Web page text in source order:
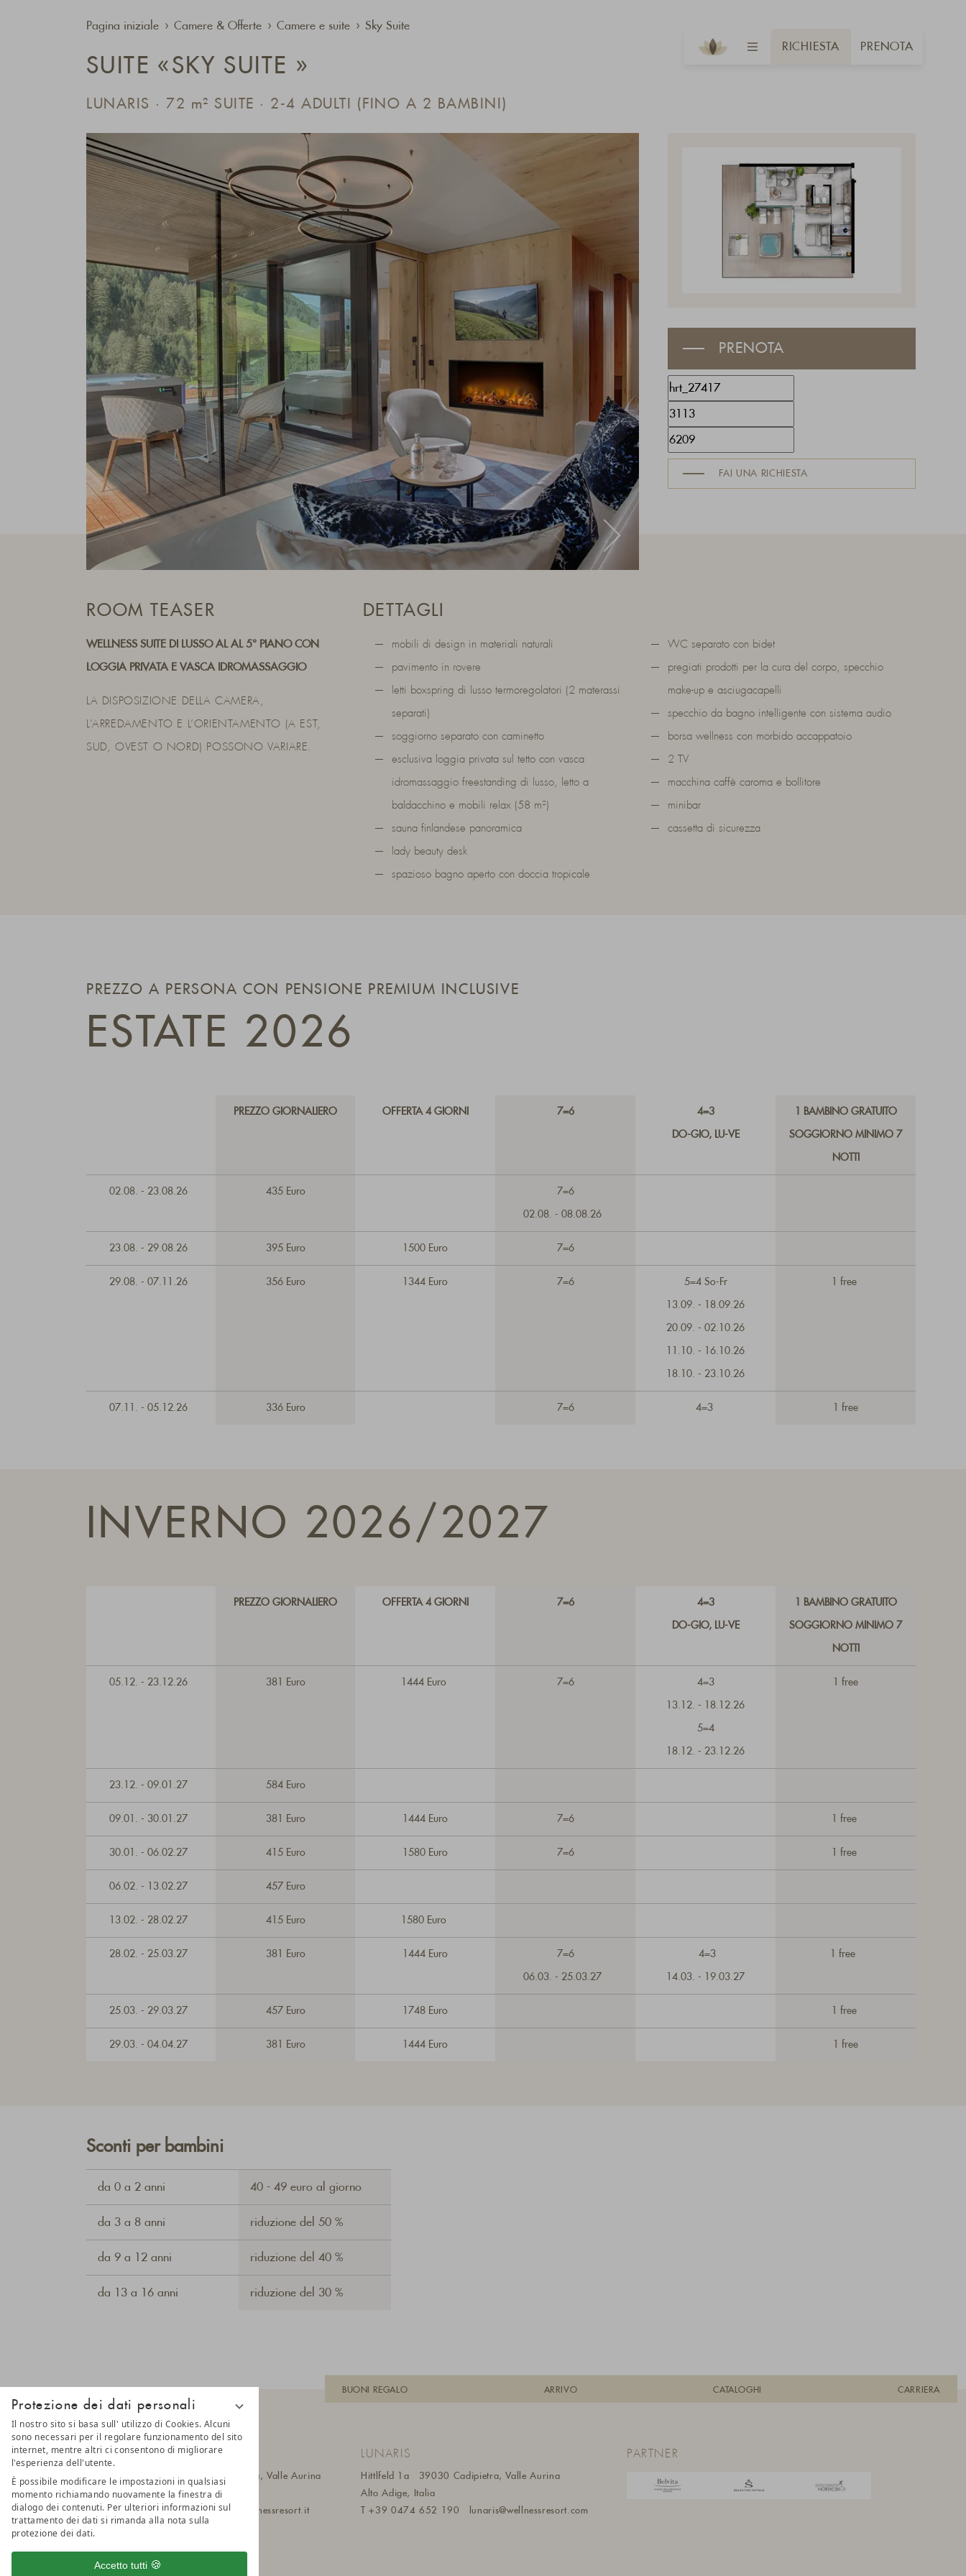
Protezione dei dati personali
Il nostro sito si basa sull' utilizzo di Cookies. Alcuni
sono necessari per il regolare funzionamento del sito
internet, mentre altri ci consentono di migliorare
l'esperienza dell'utente.
È possibile modificare le impostazioni in qualsiasi
momento richiamando nuovamente la finestra di
dialogo dei contenuti. Per ulteriori informazioni sul
trattamento dei dati si rimanda alla nota sulla
protezione dei dati.
Accetto tutti
RICHIESTA PRENOTA
Pagina iniziale Camere & Offerte Camere e suite Sky Suite
SUITE «SKY SUITE »
LUNARIS · 72 m² SUITE · 2-4 ADULTI (FINO A 2 BAMBINI)
PRENOTA
FAI UNA RICHIESTA
ROOM TEASER
WELLNESS SUITE DI LUSSO AL AL 5° PIANO CON
LOGGIA PRIVATA E VASCA IDROMASSAGGIO
LA DISPOSIZIONE DELLA CAMERA,
L’ARREDAMENTO E L’ORIENTAMENTO (A EST,
SUD, OVEST O NORD) POSSONO VARIARE.
DETTAGLI
mobili di design in materiali naturali
pavimento in rovere
letti boxspring di lusso termoregolatori (2 materassi
separati)
soggiorno separato con caminetto
esclusiva loggia privata sul tetto con vasca
idromassaggio freestanding di lusso, letto a
baldacchino e mobili relax (58 m²)
sauna finlandese panoramica
lady beauty desk
spazioso bagno aperto con doccia tropicale
WC separato con bidet
pregiati prodotti per la cura del corpo, specchio
make-up e asciugacapelli
specchio da bagno intelligente con sistema audio
borsa wellness con morbido accappatoio
2 TV
macchina caffè caroma e bollitore
minibar
cassetta di sicurezza
PREZZO A PERSONA CON PENSIONE PREMIUM INCLUSIVE
ESTATE 2026
PREZZO GIORNALIERO OFFERTA 4 GIORNI 7=6 4=3
DO-GIO, LU-VE
1 BAMBINO GRATUITO
SOGGIORNO MINIMO 7
NOTTI
02.08. - 23.08.26 435 Euro 7=6
02.08. - 08.08.26
23.08. - 29.08.26 395 Euro 1500 Euro 7=6
29.08. - 07.11.26 356 Euro 1344 Euro 7=6 5=4 So-Fr
13.09. - 18.09.26
20.09. - 02.10.26
11.10. - 16.10.26
18.10. - 23.10.26
1 free
07.11. - 05.12.26 336 Euro 7=6 4=3 1 free
INVERNO 2026/2027
PREZZO GIORNALIERO OFFERTA 4 GIORNI 7=6 4=3
DO-GIO, LU-VE
1 BAMBINO GRATUITO
SOGGIORNO MINIMO 7
NOTTI
05.12. - 23.12.26 381 Euro 1444 Euro 7=6 4=3
13.12. - 18.12.26
5=4
18.12. - 23.12.26
1 free
23.12. - 09.01.27 584 Euro
09.01. - 30.01.27 381 Euro 1444 Euro 7=6 1 free
30.01. - 06.02.27 415 Euro 1580 Euro 7=6 1 free
06.02. - 13.02.27 457 Euro
13.02. - 28.02.27 415 Euro 1580 Euro
28.02. - 25.03.27 381 Euro 1444 Euro 7=6
06.03. - 25.03.27
4=3
14.03. - 19.03.27
1 free
25.03. - 29.03.27 457 Euro 1748 Euro 1 free
29.03. - 04.04.27 381 Euro 1444 Euro 1 free
Sconti per bambini
da 0 a 2 anni 40 - 49 euro al giorno
da 3 a 8 anni riduzione del 50 %
da 9 a 12 anni riduzione del 40 %
da 13 a 16 anni riduzione del 30 %
BUONI REGALO ARRIVO CATALOGHI CARRIERA
AMONTI
39030 Cadipietra, Valle Aurina
Alto Adige, Italia
T+39 0474 651 010 amonti@wellnessresort.it
LUNARIS
Hittlfeld 1a
39030 Cadipietra, Valle Aurina
Alto Adige, Italia
T+39 0474 652 190 lunaris@wellnessresort. com
PARTNER